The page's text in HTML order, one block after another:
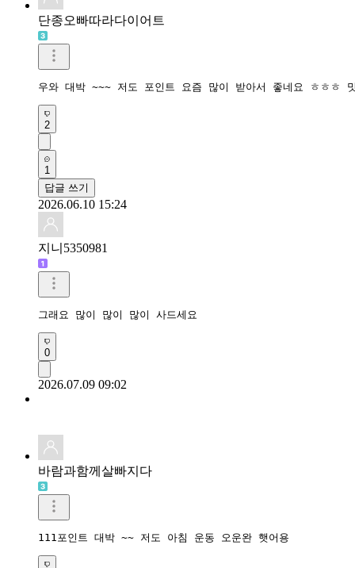
단종오빠따라다이어트
우와 대박 ~~~ 저도 포인트 요즘 많이 받아서 좋네요 ㅎㅎㅎ
2
1
답글 쓰기
2026.06.10 15:24
지니5350981
그래요 많이 많이 많이 사드세요
0
2026.07.09 09:02
바람과함께살빠지다
111포인트 대박 ~~ 저도 아침 운동 오운완 햇어용